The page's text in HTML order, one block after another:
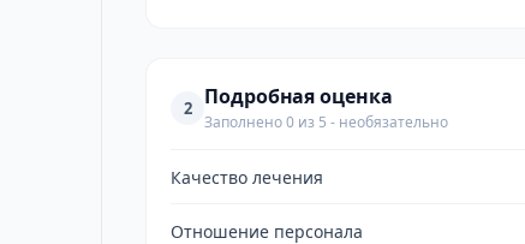
2 Подробная оценка
Заполнено 0 из 5 - необязательно
Качество лечения
Отношение персонала